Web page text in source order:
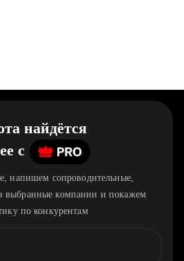
найдётся
c
напишем сопроводительные,
выбранные компании и покажем
по конкурентам